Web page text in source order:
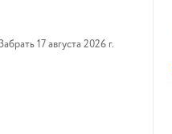
17 августа 2026 г.